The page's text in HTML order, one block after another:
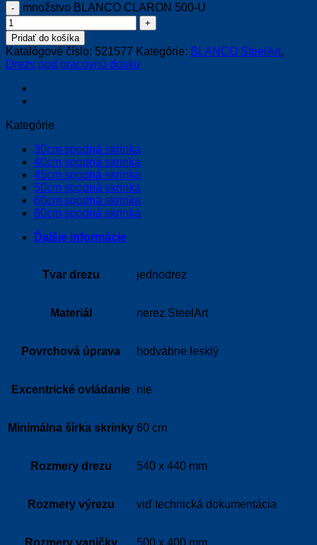
množstvo BLANCO CLARON 500-U
Pridať do košíka
Katalógové číslo: 521577 Kategórie: BLANCO SteelArt,
Drezy pod pracovnú dosku
Kategórie
30cm spodná skrinka
40cm spodná skrinka
45cm spodná skrinka
50cm spodná skrinka
60cm spodná skrinka
80cm spodná skrinka
Ďalšie informácie
Tvar drezu jednodrez
Materiál nerez SteelArt
Povrchová úprava hodvábne lesklý
Excentrické ovládanie nie
Minimálna šírka skrinky 60 cm
Rozmery drezu 540 x 440 mm
Rozmery výrezu viď technická dokumentácia
Rozmery vaničky 500 x 400 mm